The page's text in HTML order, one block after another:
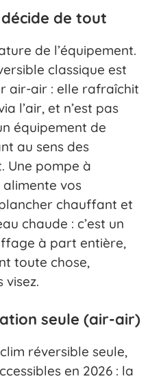
de tout
de l’équipement.
classique est
air-air : elle rafraîchit
l’air, et n’est pas
équipement de
au sens des
Une pompe à
vos
chauffant et
chaude : c’est un
à part entière,
toute chose,
visez.
seule (air-air)
réversible seule,
en 2026 : la